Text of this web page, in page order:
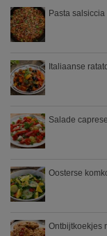
Pasta
Italiaanse
Salade
Oosterse
Ontbijtkoekjes